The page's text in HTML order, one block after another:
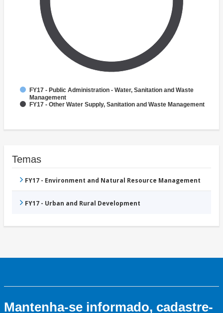
FY17 - Public Administration - Water, Sanitation and Waste
Management
FY17 - Other Water Supply, Sanitation and Waste Management
Temas
FY17 - Environment and Natural Resource Management
FY17 - Urban and Rural Development
Mantenha-se informado, cadastre-